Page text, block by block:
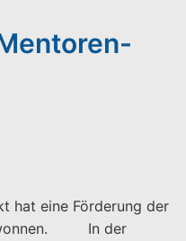
hat eine Förderung der
In der